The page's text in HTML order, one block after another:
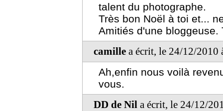
talent du photographe.
Très bon Noël à toi et...
Amitiés d'une bloggeuse.
camille a écrit, le 24/12/2010
Ah,enfin nous voilà
vous.
DD de Nil a écrit, le 24/12/